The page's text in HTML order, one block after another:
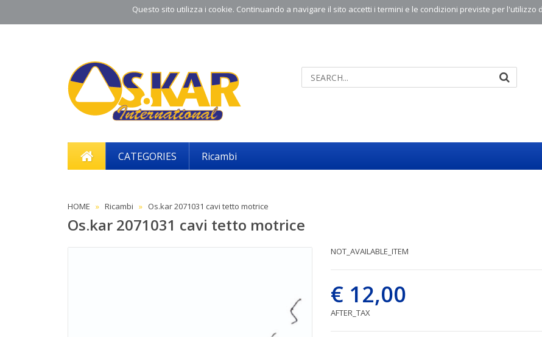
Questo sito utilizza i cookie. Continuando a navigare il sito accetti i termini e le condizioni previste per l'utilizzo
CATEGORIES Ricambi
HOME Ricambi Os.kar 2071031 cavi tetto motrice
Os.kar 2071031 cavi tetto motrice
NOT_AVAILABLE_ITEM
€ 12,00
AFTER_TAX